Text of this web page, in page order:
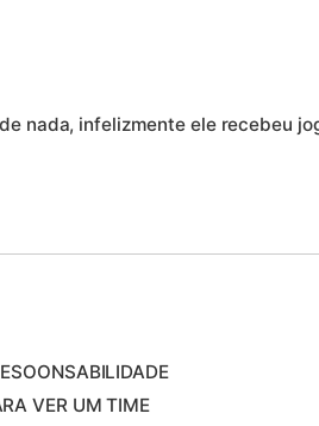
nada, infelizmente ele recebeu
VER UM TIME